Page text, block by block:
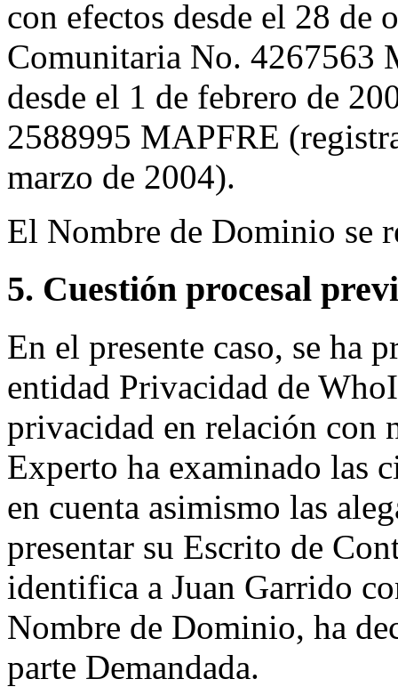
con efectos desde el 28 de
Comunitaria No. 4267563
desde el 1 de febrero de
2588995 MAPFRE
marzo de 2004).
El Nombre de Dominio se
5. Cuestión procesal
En el presente caso, se ha
entidad Privacidad de
privacidad en relación con
Experto ha examinado las
en cuenta asimismo las
presentar su Escrito de
identifica a Juan Garrido
Nombre de Dominio, ha
parte Demandada.